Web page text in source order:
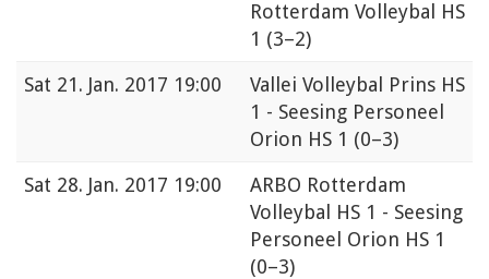
Rotterdam Volleybal HS
1 (3–2)
Sat 21. Jan. 2017 19:00
Vallei Volleybal Prins HS
1 - Seesing Personeel
Orion HS 1 (0–3)
Sat 28. Jan. 2017 19:00
ARBO Rotterdam
Volleybal HS 1 - Seesing
Personeel Orion HS 1
(0–3)